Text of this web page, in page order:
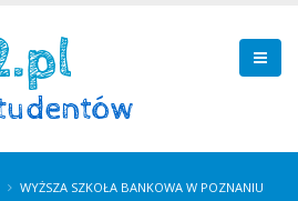
WYŻSZA SZKOŁA BANKOWA W POZNANIU